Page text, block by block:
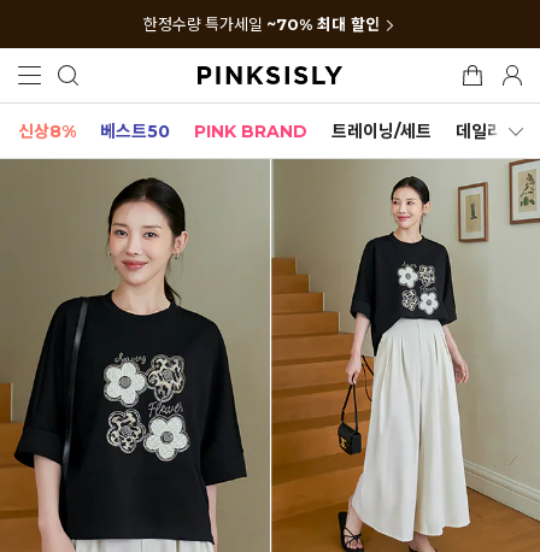
한정수량 특가세일 ~70% 최대 할인
신상8% 베스트50 PINK BRAND 트레이닝/세트 데일리세트